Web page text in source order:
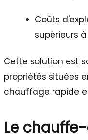
Coûts
supérieurs
Cette solution est
propriétés situées
chauffage rapide
Le